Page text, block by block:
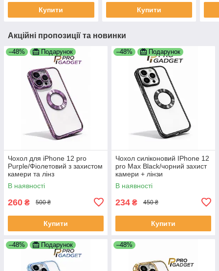
Купити Купити
Акційні пропозиції та новинки
–48% Подарунок
Чохол для iPhone 12 pro
Purple/Фіолетовий з захистом
камери та лінз
В наявності
260 ₴ 500 ₴
Купити
–48% Подарунок
Чохол силіконовий IPhone 12
pro Max Black/чорний захист
камери + лінзи
В наявності
234 ₴ 450 ₴
Купити
–48% Подарунок –48%